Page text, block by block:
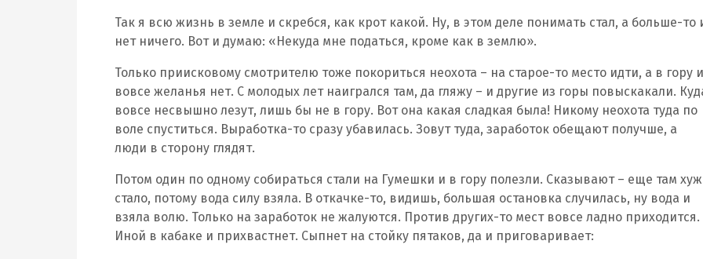
Так я всю жизнь в земле и скребся, как крот какой. Ну, в этом деле понимать стал, а больше-то
нет ничего. Вот и думаю: «Некуда мне податься, кроме как в землю».
Только приисковому смотрителю тоже покориться неохота – на старое-то место идти, а в гору и
вовсе желанья нет. С молодых лет наигрался там, да гляжу – и другие из горы повыскакали.
вовсе несвышно лезут, лишь бы не в гору. Вот она какая сладкая была! Никому неохота туда по
воле спуститься. Выработка-то сразу убавилась. Зовут туда, заработок обещают получше, а
люди в сторону глядят.
Потом один по одному собираться стали на Гумешки и в гору полезли. Сказывают – еще там
стало, потому вода силу взяла. В откачке-то, видишь, большая остановка случилась, ну вода и
взяла волю. Только на заработок не жалуются. Против других-то мест вовсе ладно приходится.
Иной в кабаке и прихвастнет. Сыпнет на стойку пятаков, да и приговаривает: